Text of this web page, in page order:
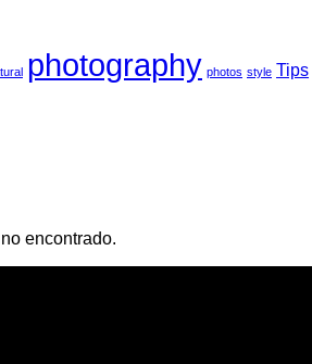
photography photos style Tips
encontrado.